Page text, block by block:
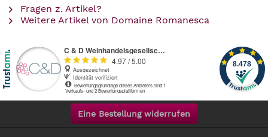
Fragen z. Artikel?
Weitere Artikel von Domaine Romanesca
Eine Bestellung widerrufen